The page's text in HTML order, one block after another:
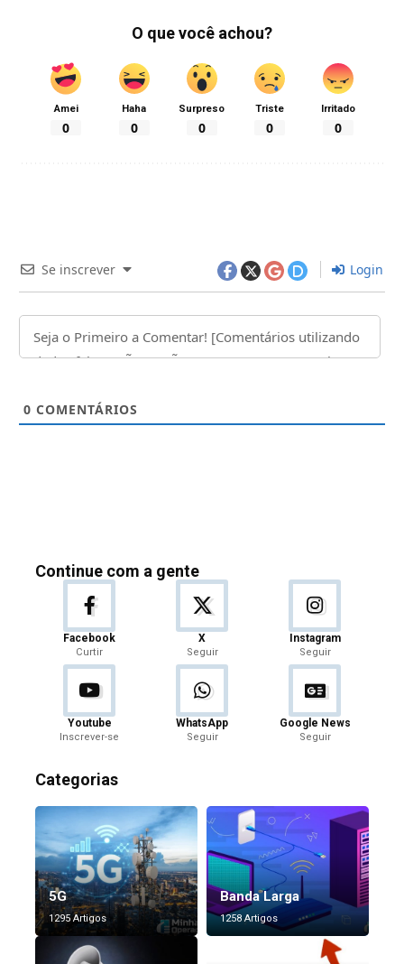
O que você achou?
Amei
0
Haha
0
Surpreso
0
Triste
0
Irritado
0
Se inscrever Login
0 COMENTÁRIOS
Continue com a gente
Facebook
Curtir
X
Seguir
Instagram
Seguir
Youtube
Inscrever-se
WhatsApp
Seguir
Google News
Seguir
Categorias
5G
1295 Artigos
Banda Larga
1258 Artigos